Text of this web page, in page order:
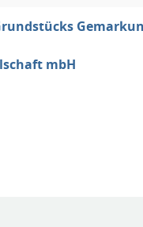
mbH